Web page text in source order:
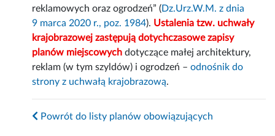
reklamowych oraz ogrodzeń” (Dz.Urz.W.M. z dnia
9 marca 2020 r., poz. 1984). Ustalenia tzw. uchwały
krajobrazowej zastępują dotychczasowe zapisy
planów miejscowych dotyczące małej architektury,
reklam (w tym szyldów) i ogrodzeń –odnośnik do
strony z uchwałą krajobrazową.
Powrót do listy planów obowiązujących